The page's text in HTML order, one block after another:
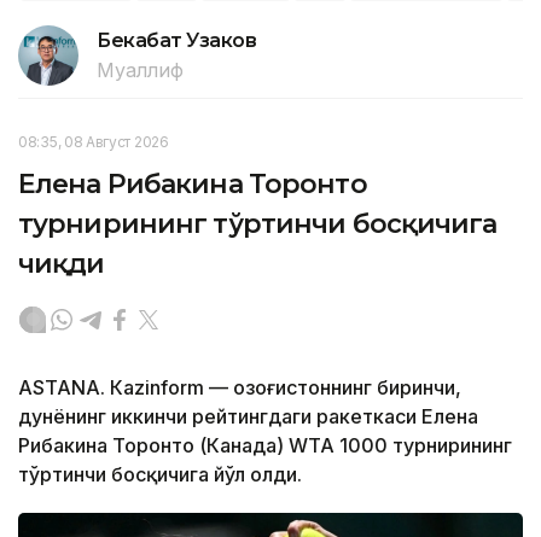
Бекабат Узаков
Муаллиф
08:35, 08 Август 2026
Елена Рибакина Торонто
турнирининг тўртинчи босқичига
чиқди
ASTANА. Кazinform — Қозоғистоннинг биринчи,
дунёнинг иккинчи рейтингдаги ракеткаси Елена
Рибакина Торонто (Канада) WТА 1000 турнирининг
тўртинчи босқичига йўл олди.